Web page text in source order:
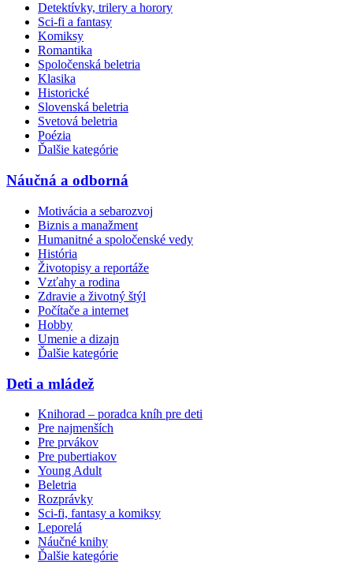
Detektívky, trilery a horory
Sci-fi a fantasy
Komiksy
Romantika
Spoločenská beletria
Klasika
Historické
Slovenská beletria
Svetová beletria
Poézia
Ďalšie kategórie
Náučná a odborná
Motivácia a sebarozvoj
Biznis a manažment
Humanitné a spoločenské vedy
História
Životopisy a reportáže
Vzťahy a rodina
Zdravie a životný štýl
Počítače a internet
Hobby
Umenie a dizajn
Ďalšie kategórie
Deti a mládež
Knihorad – poradca kníh pre deti
Pre najmenších
Pre prvákov
Pre pubertiakov
Young Adult
Beletria
Rozprávky
Sci-fi, fantasy a komiksy
Leporelá
Náučné knihy
Ďalšie kategórie